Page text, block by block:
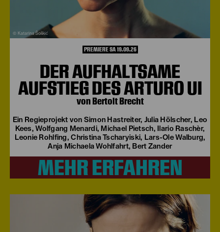
© Katarina Šoškić
PREMIERE SA 19.09.26
DER AUFHALTSAME
AUFSTIEG DES ARTURO UI
von Bertolt Brecht
Ein Regieprojekt von Simon Hastreiter, Julia Hölscher, Leo
Kees, Wolfgang Menardi, Michael Pietsch, Ilario Raschèr,
Leonie Rohlfing, Christina Tscharyiski, Lars-Ole Walburg,
Anja Michaela Wohlfahrt, Bert Zander
MEHR ERFAHREN